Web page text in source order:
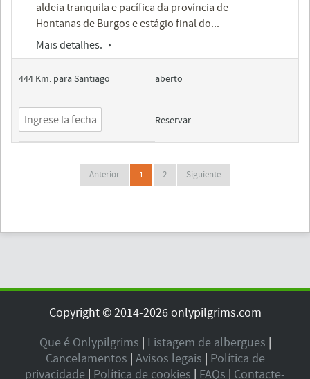
aldeia tranquila e pacífica da província de
Hontanas de Burgos e estágio final do...
Mais detalhes.
444 Km. para Santiago aberto
Reservar
Anterior 1 2 Siguiente
Copyright © 2014-2026 onlypilgrims.com
Que é Onlypilgrims | Listagem de albergues |
Cancelamentos | Avisos legais | Política de
privacidade | Política de cookies | FAQs | Contacte-